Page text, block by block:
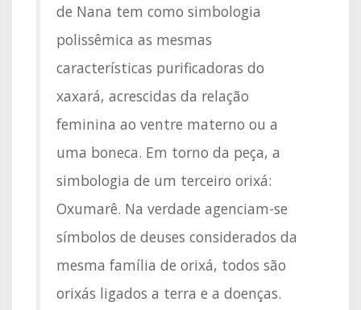
de Nana tem como simbologia
polissêmica as mesmas
características purificadoras do
xaxará, acrescidas da relação
feminina ao ventre materno ou a
uma boneca. Em torno da peça, a
simbologia de um terceiro orixá:
Oxumarê. Na verdade agenciam-se
símbolos de deuses considerados da
mesma família de orixá, todos são
orixás ligados a terra e a doenças.